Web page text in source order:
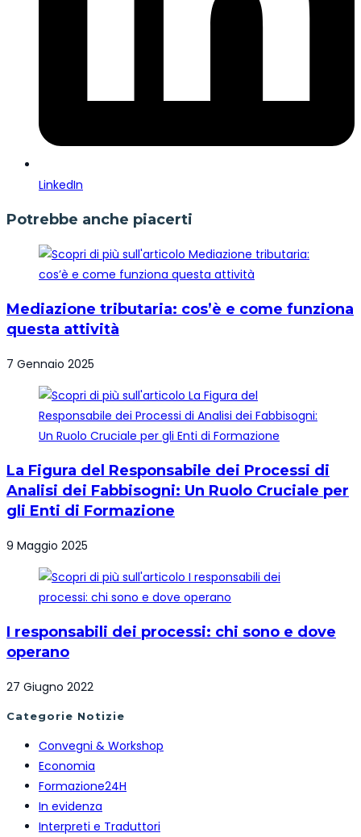
LinkedIn
Potrebbe anche piacerti
Mediazione tributaria: cos’è e come funziona
questa attività
7 Gennaio 2025
La Figura del Responsabile dei Processi di
Analisi dei Fabbisogni: Un Ruolo Cruciale per
gli Enti di Formazione
9 Maggio 2025
I responsabili dei processi: chi sono e dove
operano
27 Giugno 2022
Categorie Notizie
Convegni & Workshop
Economia
Formazione24H
In evidenza
Interpreti e Traduttori